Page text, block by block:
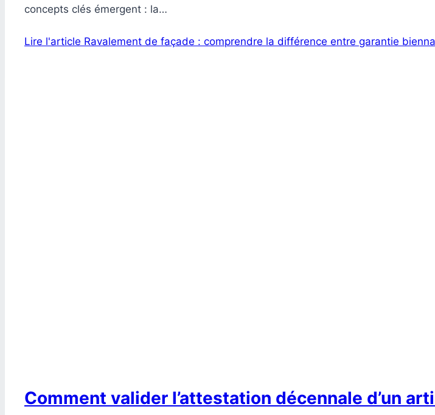
concepts clés émergent : la…
Lire l'article Ravalement de façade : comprendre la différence entre garantie
Comment valider l’attestation décennale d’un